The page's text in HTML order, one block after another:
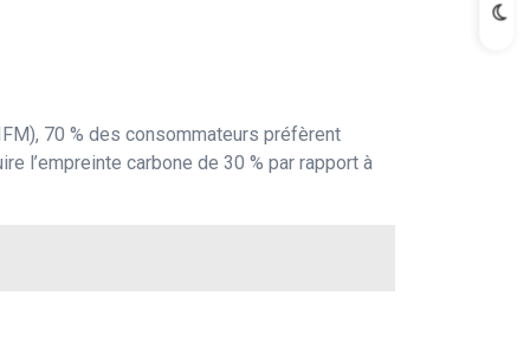
70 % des consommateurs préfèrent
l’empreinte carbone de 30 % par rapport à